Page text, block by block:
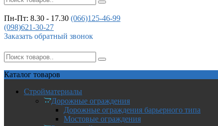
Пн-Пт: 8.30 - 17.30 (066)125-46-99
(098)621-30-27
Заказать обратный звонок
Каталог товаров
Стройматериалы
Дорожные ограждения
Дорожные ограждения барьерного типа
Мостовые ограждения